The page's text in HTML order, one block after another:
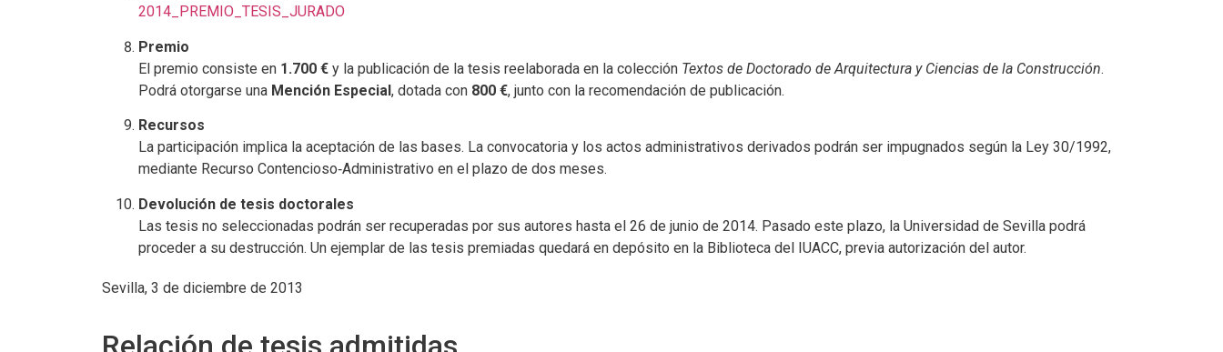
2014_PREMIO_TESIS_JURADO
Premio
El premio consiste en 1.700 € y la publicación de la tesis reelaborada en la colección Textos de Doctorado de Arquitectura y Ciencias de la Construcción.
Podrá otorgarse una Mención Especial, dotada con 800 €, junto con la recomendación de publicación.
Recursos
La participación implica la aceptación de las bases. La convocatoria y los actos administrativos derivados podrán ser impugnados según la Ley 30/1992,
mediante Recurso Contencioso‑Administrativo en el plazo de dos meses.
Devolución de tesis doctorales
Las tesis no seleccionadas podrán ser recuperadas por sus autores hasta el 26 de junio de 2014. Pasado este plazo, la Universidad de Sevilla podrá
proceder a su destrucción. Un ejemplar de las tesis premiadas quedará en depósito en la Biblioteca del IUACC, previa autorización del autor.
Sevilla, 3 de diciembre de 2013